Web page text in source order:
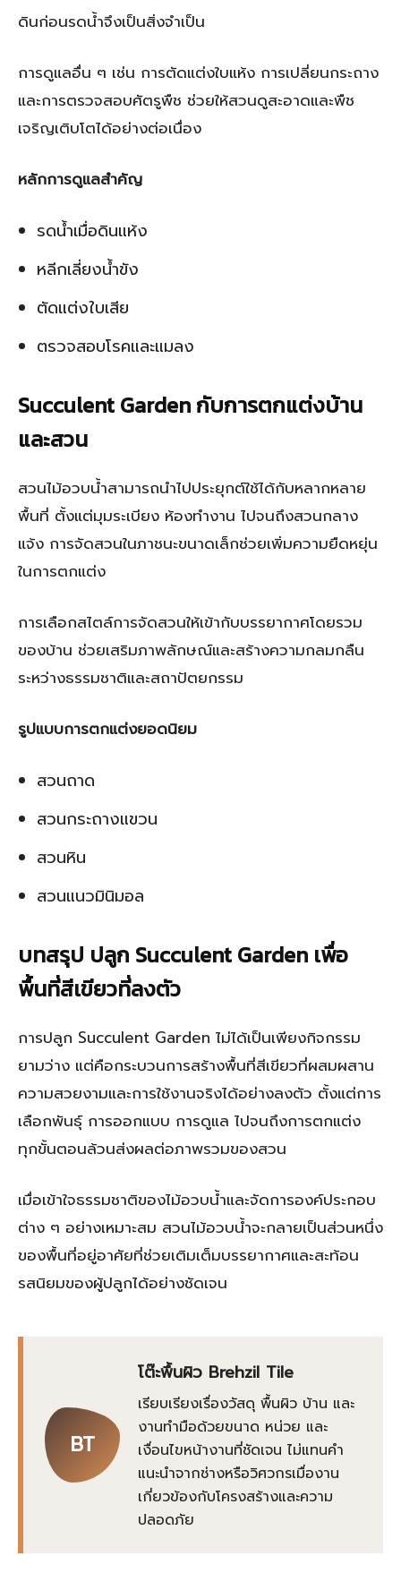
ดินก่อนรดน้ำจึงเป็นสิ่งจำเป็น
การดูแลอื่น ๆ เช่น การตัดแต่งใบแห้ง การเปลี่ยนกระถาง
และการตรวจสอบศัตรูพืช ช่วยให้สวนดูสะอาดและพืช
เจริญเติบโตได้อย่างต่อเนื่อง
หลักการดูแลสำคัญ
รดน้ำเมื่อดินแห้ง
หลีกเลี่ยงน้ำขัง
ตัดแต่งใบเสีย
ตรวจสอบโรคและแมลง
Succulent Garden กับการตกแต่งบ้าน
และสวน
สวนไม้อวบน้ำสามารถนำไปประยุกต์ใช้ได้กับหลากหลาย
พื้นที่ ตั้งแต่มุมระเบียง ห้องทำงาน ไปจนถึงสวนกลาง
แจ้ง การจัดสวนในภาชนะขนาดเล็กช่วยเพิ่มความยืดหยุ่น
ในการตกแต่ง
การเลือกสไตล์การจัดสวนให้เข้ากับบรรยากาศโดยรวม
ของบ้าน ช่วยเสริมภาพลักษณ์และสร้างความกลมกลืน
ระหว่างธรรมชาติและสถาปัตยกรรม
รูปแบบการตกแต่งยอดนิยม
สวนถาด
สวนกระถางแขวน
สวนหิน
สวนแนวมินิมอล
บทสรุป ปลูก Succulent Garden เพื่อ
พื้นที่สีเขียวที่ลงตัว
การปลูก Succulent Garden ไม่ได้เป็นเพียงกิจกรรม
ยามว่าง แต่คือกระบวนการสร้างพื้นที่สีเขียวที่ผสมผสาน
ความสวยงามและการใช้งานจริงได้อย่างลงตัว ตั้งแต่การ
เลือกพันธุ์ การออกแบบ การดูแล ไปจนถึงการตกแต่ง
ทุกขั้นตอนล้วนส่งผลต่อภาพรวมของสวน
เมื่อเข้าใจธรรมชาติของไม้อวบน้ำและจัดการองค์ประกอบ
ต่าง ๆ อย่างเหมาะสม สวนไม้อวบน้ำจะกลายเป็นส่วนหนึ่ง
ของพื้นที่อยู่อาศัยที่ช่วยเติมเต็มบรรยากาศและสะท้อน
รสนิยมของผู้ปลูกได้อย่างชัดเจน
BT
โต๊ะพื้นผิว Brehzil Tile
เรียบเรียงเรื่องวัสดุ พื้นผิว บ้าน และ
งานทำมือด้วยขนาด หน่วย และ
เงื่อนไขหน้างานที่ชัดเจน ไม่แทนคำ
แนะนำจากช่างหรือวิศวกรเมื่องาน
เกี่ยวข้องกับโครงสร้างและความ
ปลอดภัย